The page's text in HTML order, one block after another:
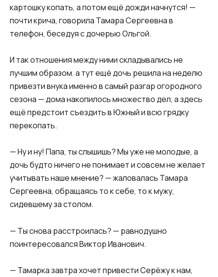
картошку копать, а потом ещё дожди начнутся! —
почти крича, говорила Тамара Сергеевна в
телефон, беседуя с дочерью Ольгой.
И так отношения между ними складывались не
лучшим образом, а тут ещё дочь решила на неделю
привезти внука именно в самый разгар огородного
сезона — дома накопилось множество дел, а здесь
ещё предстоит съездить в Южный и всю грядку
перекопать.
— Ну и ну! Папа, ты слышишь? Мы уже не молодые, а
дочь будто ничего не понимает и совсем не желает
учитывать наше мнение? — жаловалась Тамара
Сергеевна, обращаясь то к себе, то к мужу,
сидевшему за столом.
— Ты снова расстроилась? — равнодушно
поинтересовался Виктор Иванович.
— Тамарка завтра хочет привести Серёжу к нам,